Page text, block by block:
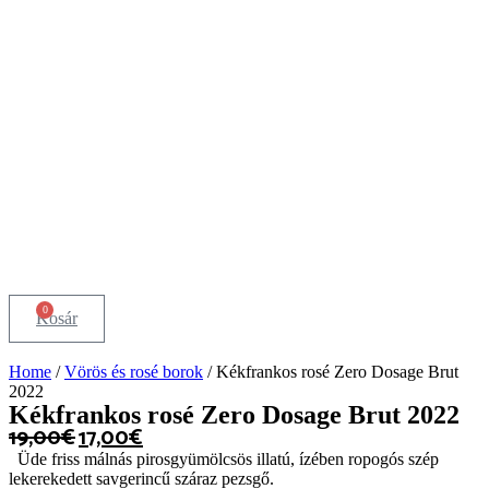
0
Kosár
Home /Vörös és rosé borok / Kékfrankos rosé Zero Dosage Brut
2022
Kékfrankos rosé Zero Dosage Brut 2022
19,00€17,00€
Üde friss málnás pirosgyümölcsös illatú, ízében ropogós szép
lekerekedett savgerincű száraz pezsgő.